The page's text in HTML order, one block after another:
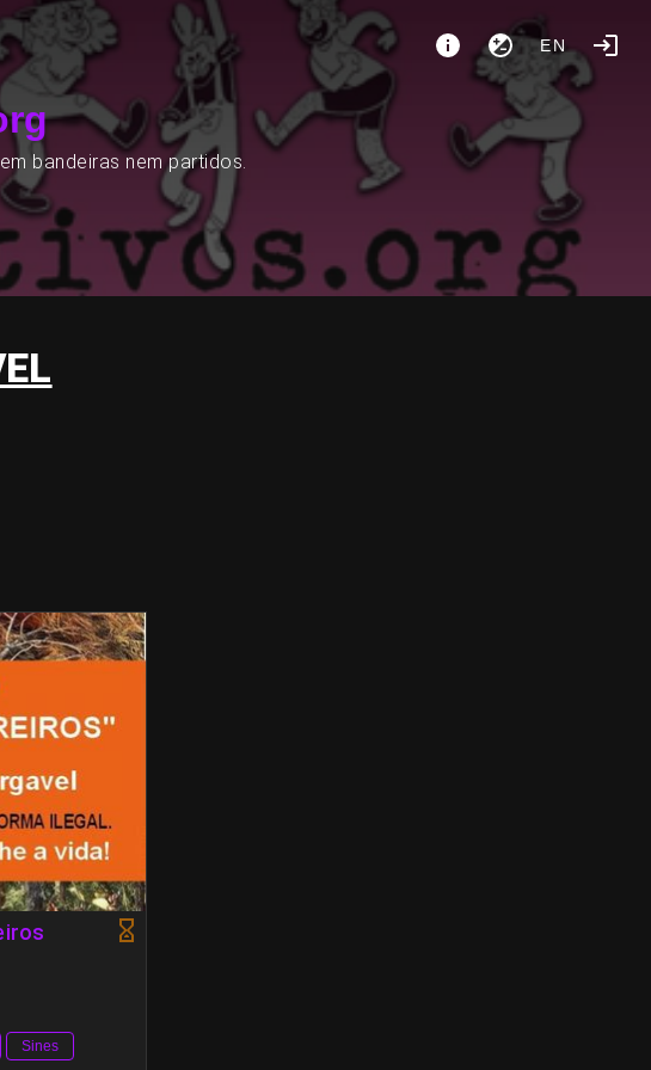
EN
bandeiras nem partidos.
Sines